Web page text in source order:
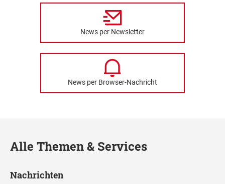
News per Newsletter
News per Browser-Nachricht
Alle Themen & Services
Nachrichten